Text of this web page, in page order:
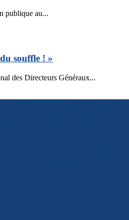
publique au...
souffle ! »
des Directeurs Généraux...